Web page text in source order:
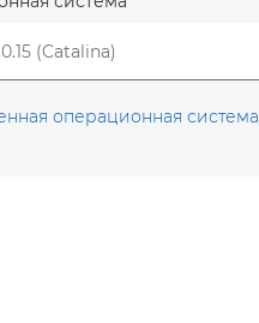
операционная система